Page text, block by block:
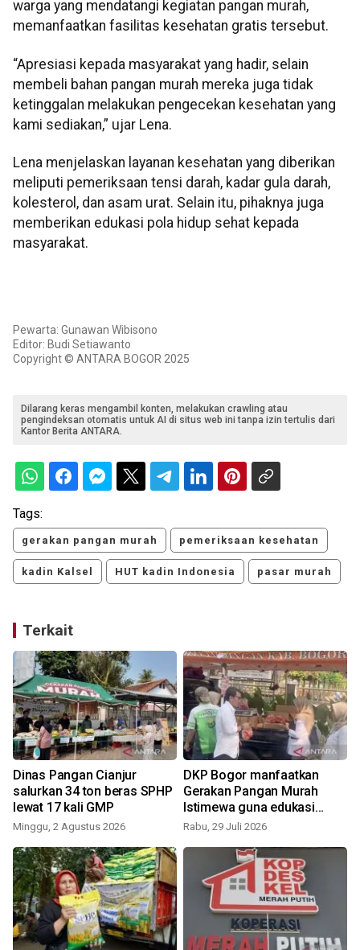
warga yang mendatangi kegiatan pangan murah,
memanfaatkan fasilitas kesehatan gratis tersebut.
“Apresiasi kepada masyarakat yang hadir, selain
membeli bahan pangan murah mereka juga tidak
ketinggalan melakukan pengecekan kesehatan yang
kami sediakan,” ujar Lena.
Lena menjelaskan layanan kesehatan yang diberikan
meliputi pemeriksaan tensi darah, kadar gula darah,
kolesterol, dan asam urat. Selain itu, pihaknya juga
memberikan edukasi pola hidup sehat kepada
masyarakat.
Pewarta: Gunawan Wibisono
Editor: Budi Setiawanto
Copyright © ANTARA BOGOR 2025
Dilarang keras mengambil konten, melakukan crawling atau
pengindeksan otomatis untuk AI di situs web ini tanpa izin tertulis dari
Kantor Berita ANTARA.
Tags:
gerakan pangan murah pemeriksaan kesehatan
kadin Kalsel HUT kadin Indonesia pasar murah
Terkait
Dinas Pangan Cianjur
salurkan 34 ton beras SPHP
lewat 17 kali GMP
Minggu, 2 Agustus 2026
DKP Bogor manfaatkan
Gerakan Pangan Murah
Istimewa guna edukasi
konsumsi B2SA
Rabu, 29 Juli 2026